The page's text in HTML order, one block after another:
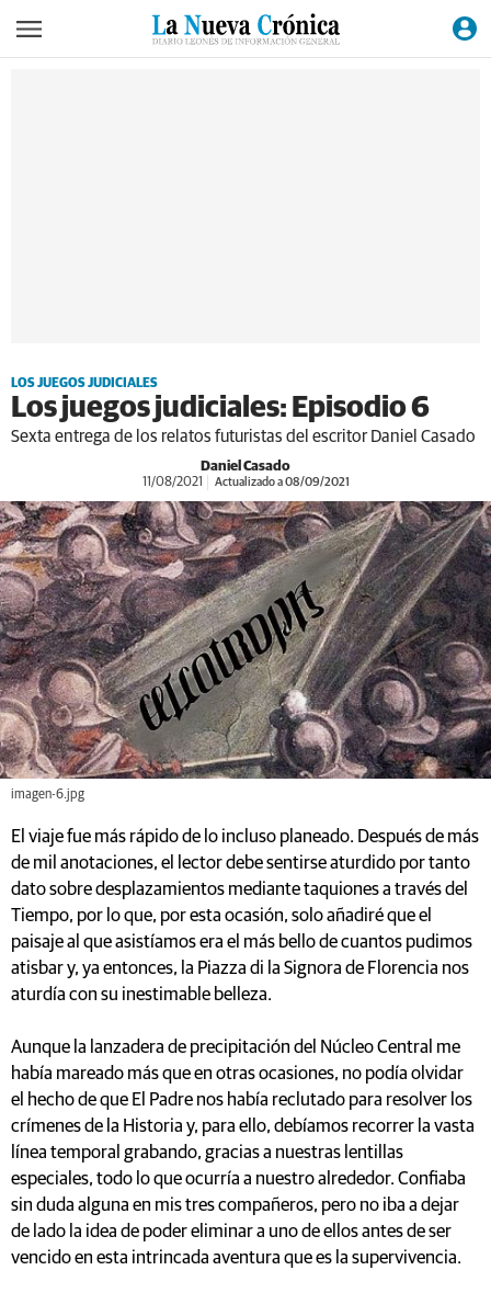
LOS JUEGOS JUDICIALES
Los juegos judiciales: Episodio 6
Sexta entrega de los relatos futuristas del escritor Daniel Casado
Daniel Casado
11/08/2021 Actualizado a 08/09/2021
imagen-6.jpg
El viaje fue más rápido de lo incluso planeado. Después de más
de mil anotaciones, el lector debe sentirse aturdido por tanto
dato sobre desplazamientos mediante taquiones a través del
Tiempo, por lo que, por esta ocasión, solo añadiré que el
paisaje al que asistíamos era el más bello de cuantos pudimos
atisbar y, ya entonces, la Piazza di la Signora de Florencia nos
aturdía con su inestimable belleza.
Aunque la lanzadera de precipitación del Núcleo Central me
había mareado más que en otras ocasiones, no podía olvidar
el hecho de que El Padre nos había reclutado para resolver los
crímenes de la Historia y, para ello, debíamos recorrer la vasta
línea temporal grabando, gracias a nuestras lentillas
especiales, todo lo que ocurría a nuestro alrededor. Confiaba
sin duda alguna en mis tres compañeros, pero no iba a dejar
de lado la idea de poder eliminar a uno de ellos antes de ser
vencido en esta intrincada aventura que es la supervivencia.